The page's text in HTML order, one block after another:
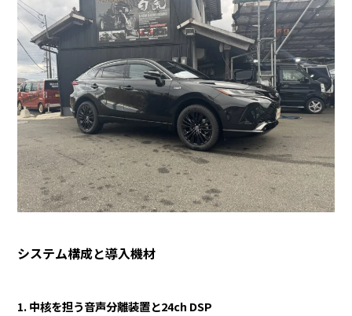
システム構成と導入機材
1. 中核を担う音声分離装置と24ch DSP